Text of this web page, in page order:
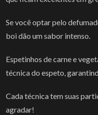
Se você optar pelo
boi dão um sabor intenso.
Espetinhos de carne e
técnica do espeto,
Cada técnica tem suas
agradar!